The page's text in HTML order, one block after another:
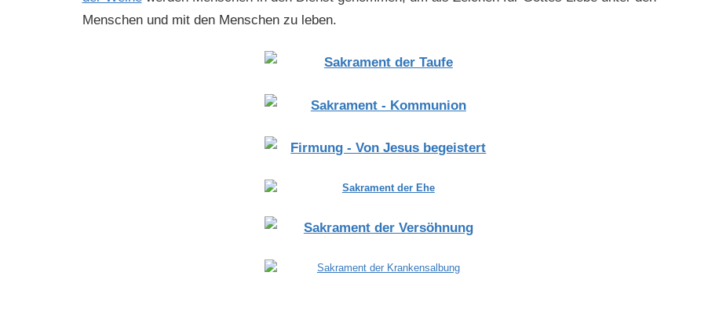
Menschen und mit den Menschen zu leben.